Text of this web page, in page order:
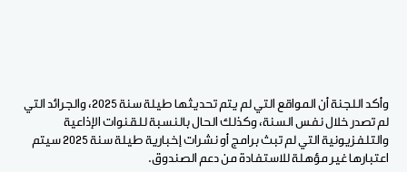
وأكد اللجنة أن المواقع التي لم يتم تحديثها طيلة سنة 2025، والجرائد التي
لم تصدر خلال نفس السنة، وكذلك الحال بالنسبة للقنوات الإذاعية
والتلفزيونية التي لم تبث برامج أو نشرات إخبارية طيلة سنة 2025 سيتم
اعتبارها غير مؤهلة للاستفادة من دعم الصندوق.